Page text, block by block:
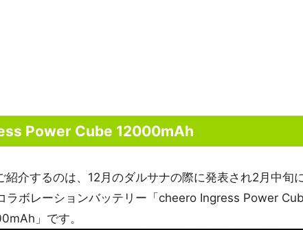
Power Cube 12000mAh
紹介するのは、12月のダルサナの際に発表され2月中旬
ラボレーションバッテリー「cheero Ingress Power
」です。